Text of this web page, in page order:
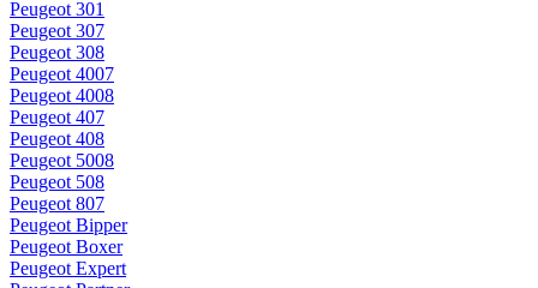
Peugeot 301
Peugeot 307
Peugeot 308
Peugeot 4007
Peugeot 4008
Peugeot 407
Peugeot 408
Peugeot 5008
Peugeot 508
Peugeot 807
Peugeot Bipper
Peugeot Boxer
Peugeot Expert